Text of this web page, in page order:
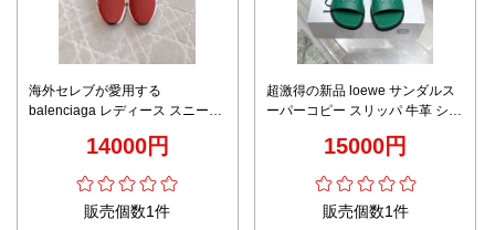
海外セレブが愛用する
balenciaga レディース スニーカ
で 男女兼用 シンプル 軽量 レッ
14000円
販売個数1件
超激得の新品 loewe サンダルス
ーパーコピー スリッパ 牛革 シン
15000円
販売個数1件